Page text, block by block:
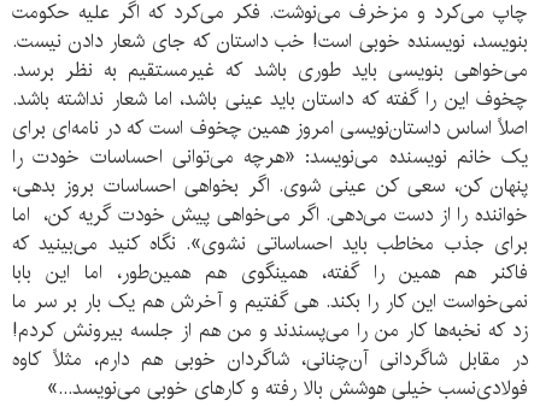
چاپ می‌کرد و مزخرف می‌نوشت. فکر می‌کرد که اگر علیه حکومت
بنویسد، نویسنده خوبی است! خب داستان که جای شعار دادن نیست.
می‌خواهی بنویسی باید طوری باشد که غیرمستقیم به نظر برسد.
چخوف این را گفته که داستان باید عینی باشد، اما شعار نداشته باشد.
اصلاً اساس داستان‌نویسی امروز همین چخوف است که در نامه‌ای برای
یک خانم نویسنده می‌نویسد: «هرچه می‌توانی احساسات خودت را
پنهان کن، سعی کن عینی شوی. اگر بخواهی احساسات بروز بدهی،
خواننده را از دست می‌دهی. اگر می‌خواهی پیش خودت گریه کن، اما
برای جذب مخاطب باید احساساتی نشوی». نگاه کنید می‌بینید که
فاکنر هم همین را گفته، همینگوی هم همین‌طور، اما این بابا
نمی‌خواست این کار را بکند. هی گفتیم و آخرش هم یک بار بر سر ما
زد که نخبه‌ها کار من را می‌پسندند و من هم از جلسه بیرونش کردم!
در مقابل شاگردانی آن‌چنانی، شاگردان خوبی هم دارم، مثلاً کاوه
فولادی‌نسب خیلی هوشش بالا رفته و کارهای خوبی می‌نویسد...»